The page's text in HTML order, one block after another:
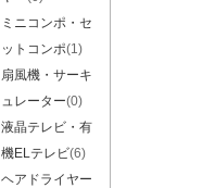
ミニコンポ・セ
ットコンポ(1)
扇風機・サーキ
ュレーター(0)
液晶テレビ・有
機ELテレビ(6)
ヘアドライヤー